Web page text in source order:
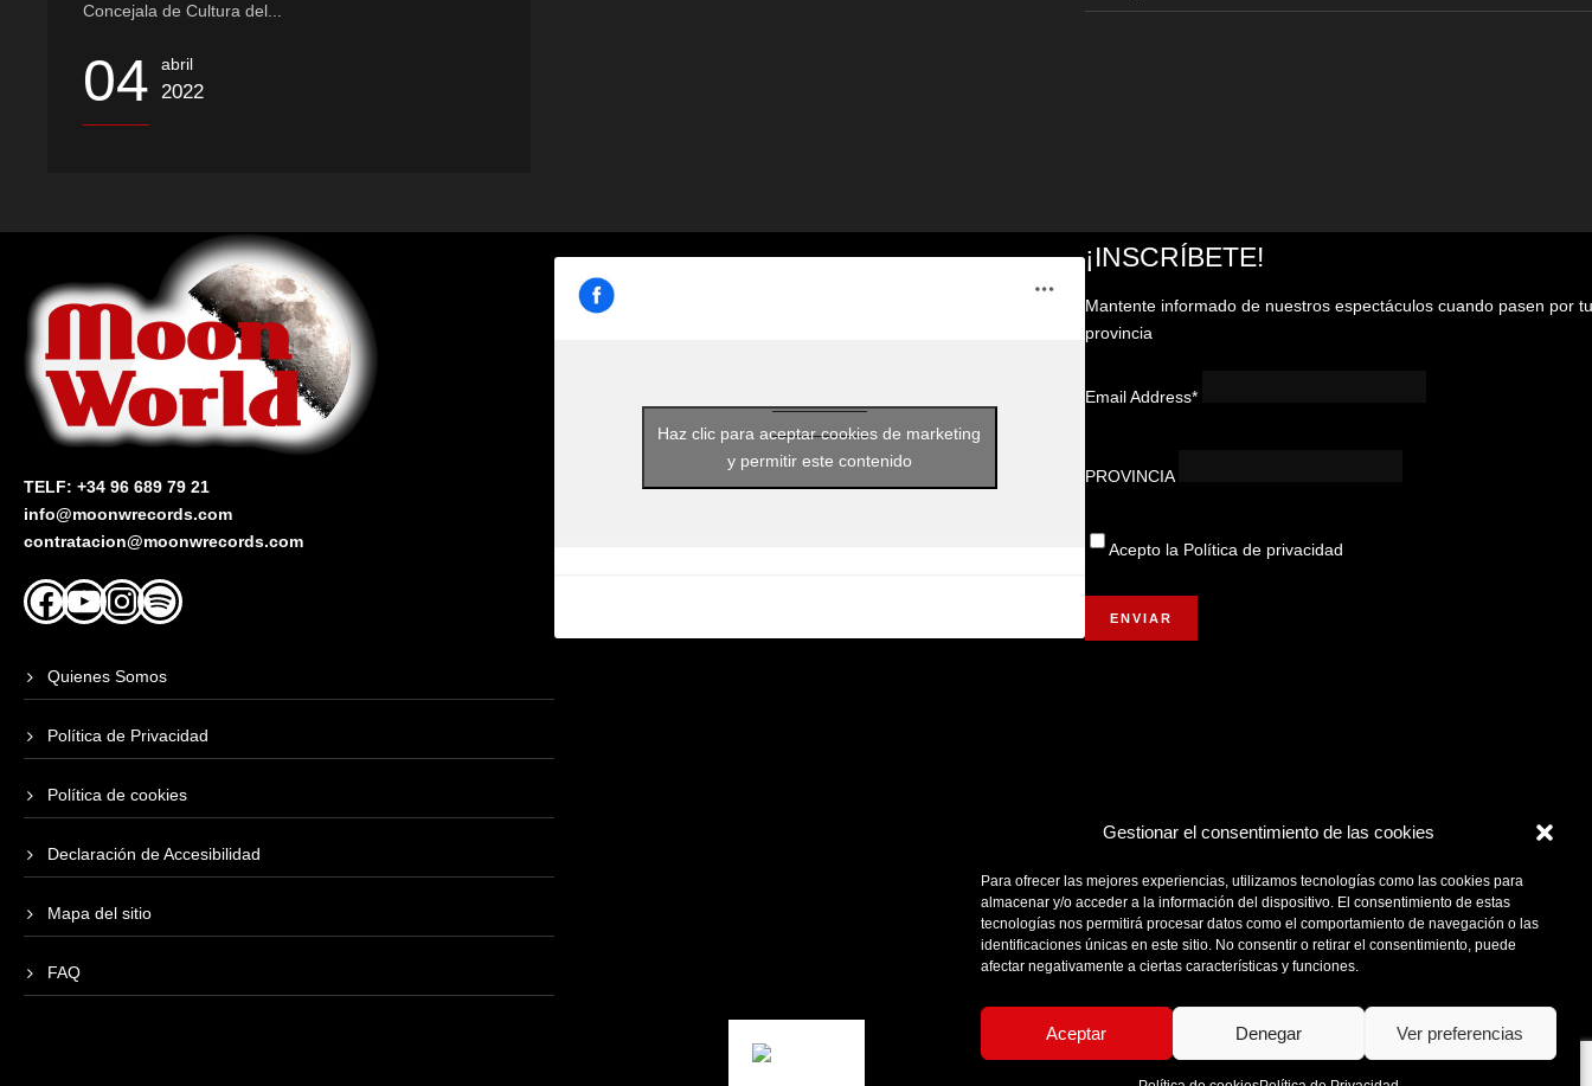
Gestionar el consentimiento de las cookies
Para ofrecer las mejores experiencias, utilizamos tecnologías como las cookies para
almacenar y/o acceder a la información del dispositivo. El consentimiento de estas
tecnologías nos permitirá procesar datos como el comportamiento de navegación o las
identificaciones únicas en este sitio. No consentir o retirar el consentimiento, puede
afectar negativamente a ciertas características y funciones.
Aceptar Denegar Ver preferencias
Concejala de Cultura del...
04 abril
2022
TELF: +34 96 689 79 21
info@moonwrecords.com
contratacion@moonwrecords.com
Facebook
YouTubeInstagram
Spotify
Quienes Somos
Política de Privacidad
Política de cookies
Declaración de Accesibilidad
Mapa del sitio
FAQ
Haz clic para aceptar cookies de marketing
y permitir este contenido
¡INSCRÍBETE!
Mantente informado de nuestros espectáculos cuando pasen por tu
provincia
Email Address*
PROVINCIA
Acepto la Política de privacidad